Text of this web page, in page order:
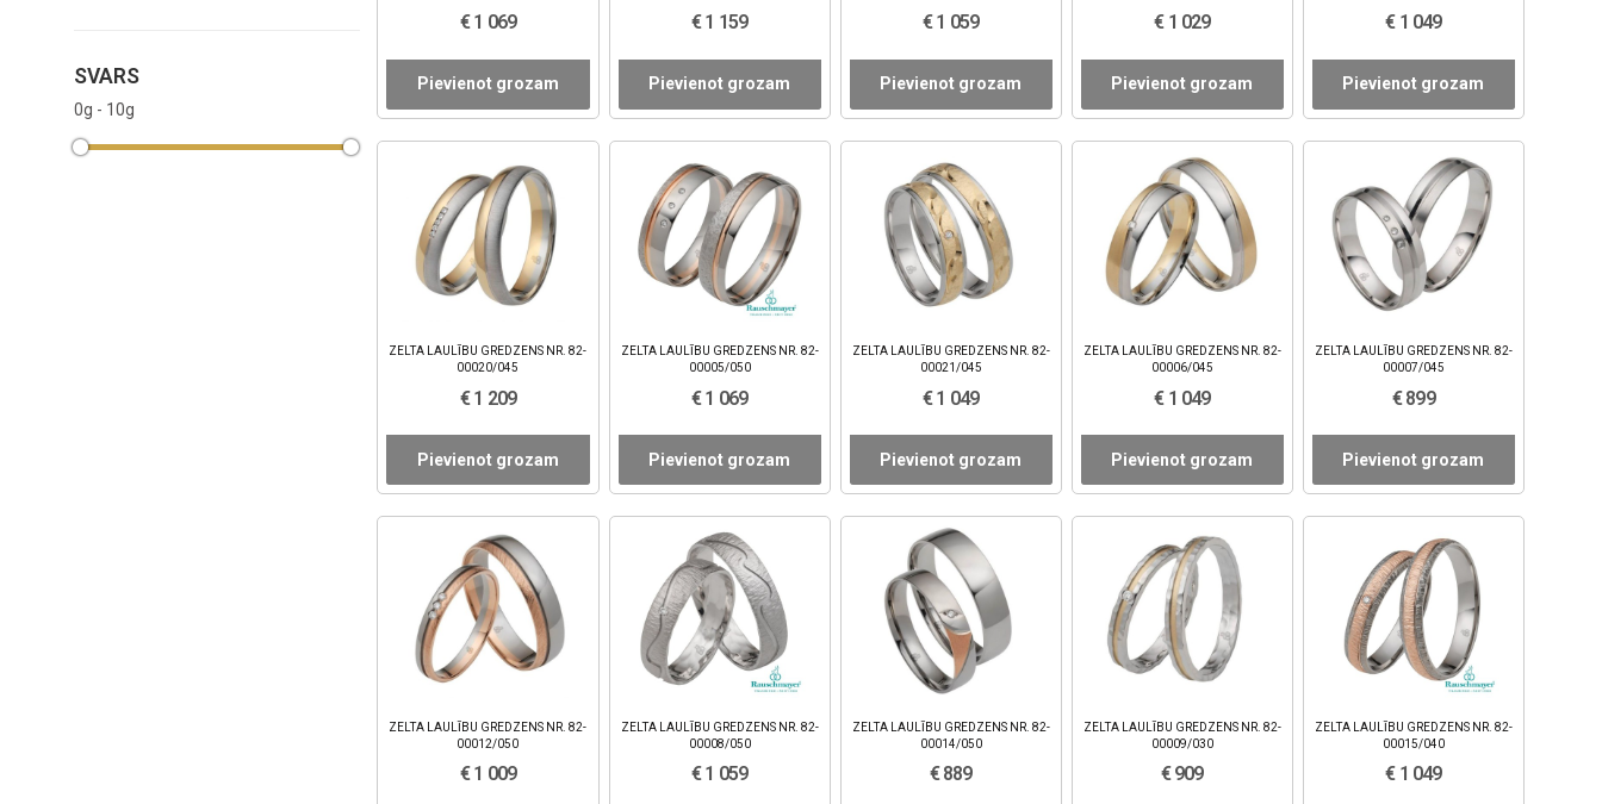
SVARS
0g - 10g
€ 1 069
Pievienot grozam
€ 1 159
Pievienot grozam
€ 1 059
Pievienot grozam
€ 1 029
Pievienot grozam
€ 1 049
Pievienot grozam
ZELTA LAULĪBU GREDZENS NR. 82-
00020/045
€ 1 209
Pievienot grozam
ZELTA LAULĪBU GREDZENS NR. 82-
00005/050
€ 1 069
Pievienot grozam
ZELTA LAULĪBU GREDZENS NR. 82-
00021/045
€ 1 049
Pievienot grozam
ZELTA LAULĪBU GREDZENS NR. 82-
00006/045
€ 1 049
Pievienot grozam
ZELTA LAULĪBU GREDZENS NR. 82-
00007/045
€ 899
Pievienot grozam
ZELTA LAULĪBU GREDZENS NR. 82-
00012/050
€ 1 009
ZELTA LAULĪBU GREDZENS NR. 82-
00008/050
€ 1 059
ZELTA LAULĪBU GREDZENS NR. 82-
00014/050
€ 889
ZELTA LAULĪBU GREDZENS NR. 82-
00009/030
€ 909
ZELTA LAULĪBU GREDZENS NR. 82-
00015/040
€ 1 049